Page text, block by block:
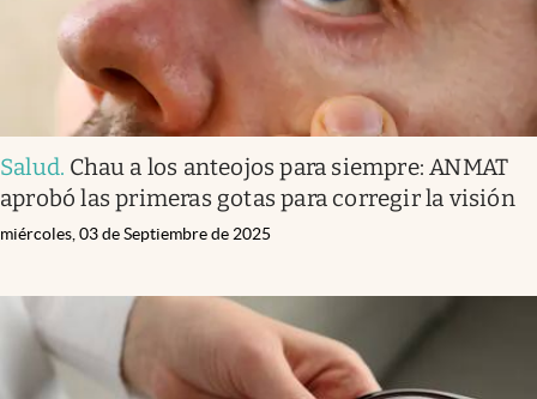
Salud. Chau a los anteojos para siempre: ANMAT
aprobó las primeras gotas para corregir la visión
miércoles, 03 de Septiembre de 2025